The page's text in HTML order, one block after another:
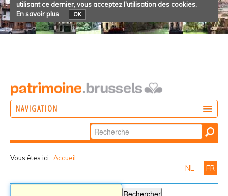
utilisant ce dernier, vous acceptez l'utilisation des cookies.
En savoir plus
OK
NAVIGATION
Chercher par
Recherche
Vous êtes ici : Accueil
NL FR